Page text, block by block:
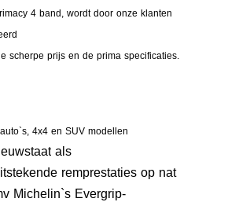
4 band, wordt door onze klanten
scherpe prijs en de prima specificaties.
4x4 en SUV modellen
als
remprestaties op nat
Michelin`s Evergrip-